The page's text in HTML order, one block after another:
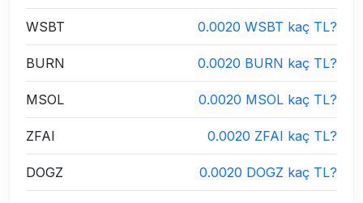
WSBT 0.0020 WSBT kaç TL?
BURN 0.0020 BURN kaç TL?
MSOL 0.0020 MSOL kaç TL?
ZFAI 0.0020 ZFAI kaç TL?
DOGZ 0.0020 DOGZ kaç TL?